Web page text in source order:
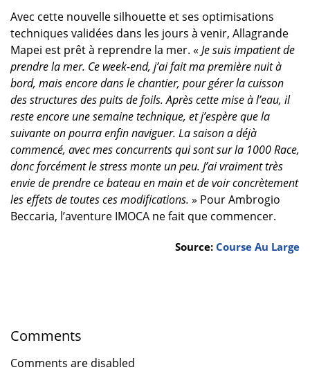
Avec cette nouvelle silhouette et ses optimisations
techniques validées dans les jours à venir, Allagrande
Mapei est prêt à reprendre la mer. « Je suis impatient de
prendre la mer. Ce week-end, j’ai fait ma première nuit à
bord, mais encore dans le chantier, pour gérer la cuisson
des structures des puits de foils. Après cette mise à l’eau, il
reste encore une semaine technique, et j’espère que la
suivante on pourra enfin naviguer. La saison a déjà
commencé, avec mes concurrents qui sont sur la 1000 Race,
donc forcément le stress monte un peu. J’ai vraiment très
envie de prendre ce bateau en main et de voir concrètement
les effets de toutes ces modifications. » Pour Ambrogio
Beccaria, l’aventure IMOCA ne fait que commencer.
Source: Course Au Large
Comments
Comments are disabled